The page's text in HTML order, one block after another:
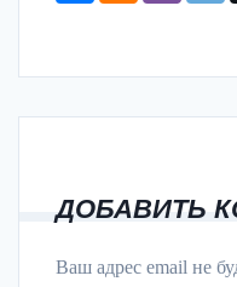
ДОБАВИТЬ
Ваш адрес email не